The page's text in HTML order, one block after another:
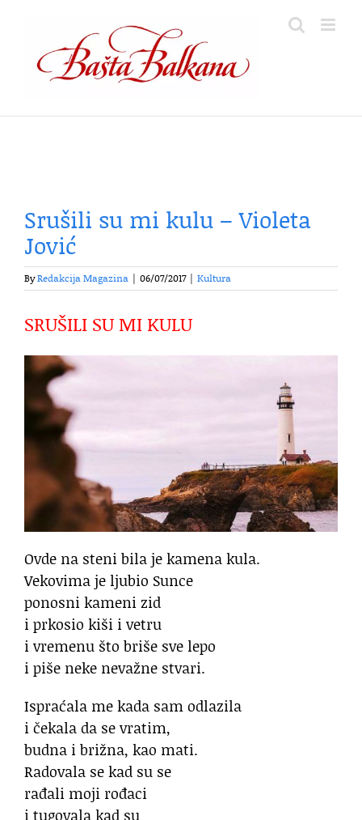
content
Srušili su mi kulu – Violeta
Jović
ByRedakcija Magazina 06/07/2017 Kultura
SRUŠILI SU MI KULU
Ovde na steni bila je kamena kula.
Vekovima je ljubio Sunce
ponosni kameni zid
i prkosio kiši i vetru
i vremenu što briše sve lepo
i piše neke nevažne stvari.
Ispraćala me kada sam odlazila
i čekala da se vratim,
budna i brižna, kao mati.
Radovala se kad su se
rađali moji rođaci
i tugovala kad su